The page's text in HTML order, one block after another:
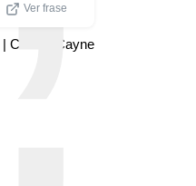
Ver frase
| Candis Cayne